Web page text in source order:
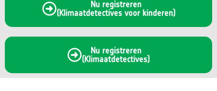
Nu registreren
(Klimaatdetectives voor kinderen)
Nu registreren
(Klimaatdetectives)